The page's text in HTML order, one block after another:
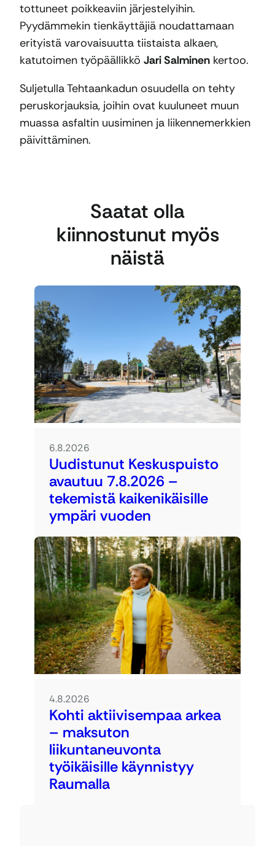
tottuneet poikkeaviin järjestelyihin.
Pyydämmekin tienkäyttäjiä noudattamaan
erityistä varovaisuutta tiistaista alkaen,
katutoimen työpäällikkö Jari Salminen kertoo.
Suljetulla Tehtaankadun osuudella on tehty
peruskorjauksia, joihin ovat kuuluneet muun
muassa asfaltin uusiminen ja liikennemerkkien
päivittäminen.
Saatat olla
kiinnostunut myös
näistä
6.8.2026
Uudistunut Keskuspuisto
avautuu 7.8.2026 –
tekemistä kaikenikäisille
ympäri vuoden
4.8.2026
Kohti aktiivisempaa arkea
– maksuton
liikuntaneuvonta
työikäisille käynnistyy
Raumalla